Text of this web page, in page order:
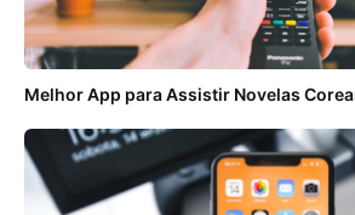
Melhor App para Assistir Novelas